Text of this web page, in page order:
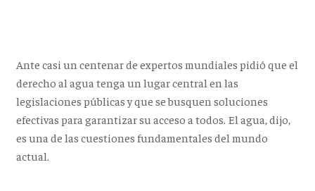
Ante casi un centenar de expertos mundiales pidió que el
derecho al agua tenga un lugar central en las
legislaciones públicas y que se busquen soluciones
efectivas para garantizar su acceso a todos. El agua, dijo,
es una de las cuestiones fundamentales del mundo
actual.